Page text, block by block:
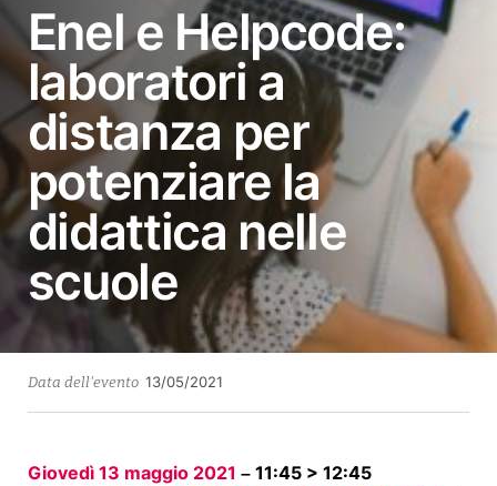
Enel e Helpcode:
laboratori a
distanza per
potenziare la
didattica nelle
scuole
Data dell'evento 13/05/2021
Giovedì 13 maggio 2021 –11:45 > 12:45